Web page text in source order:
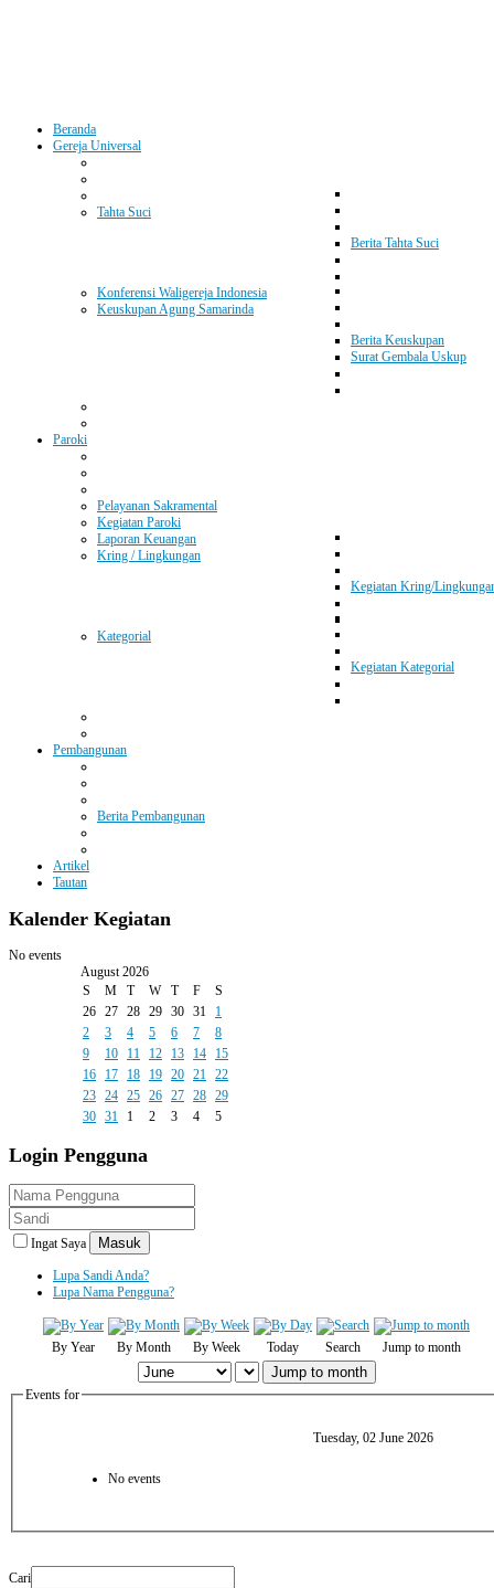
Beranda
Gereja Universal
Tahta Suci
Berita Tahta Suci
Konferensi Waligereja Indonesia
Keuskupan Agung Samarinda
Berita Keuskupan
Surat Gembala Uskup
Paroki
Pelayanan Sakramental
Kegiatan Paroki
Laporan Keuangan
Kring / Lingkungan
Kegiatan Kring/
Kategorial
Kegiatan Kategorial
Pembangunan
Berita Pembangunan
Artikel
Tautan
Kalender Kegiatan
No events
August 2026
S
M T W T F
S
26 27 28 29 30 31
1
2
3 4 5 6 7
8
9
10 11 12 13 14
15
16
17 18 19 20 21 22
23 24 25 26 27 28 29
30 31 1 2 3 4 5
Login Pengguna
Ingat Saya Masuk
Lupa Sandi Anda?
Lupa Nama Pengguna?
By Year By Month By Week Today Search Jump to month
Jump to month
Events for
Tuesday, 02 June 2026
No events
Cari